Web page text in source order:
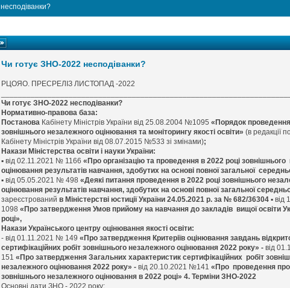
несподіванки?
Чи готує ЗНО-2022 несподіванки?
РЦОЯО. ПРЕСРЕЛІЗ ЛИСТОПАД -2022
Чи готує ЗНО-2022 несподіванки?
Нормативно-правова база:
Постанова Кабінету Міністрів України від 25.08.2004 №1095 «Порядок проведення
зовнішнього незалежного оцінювання та моніторингу якості освіти» (в редакції
Кабінету Міністрів України від 08.07.2015 №533 зі змінами);
Накази Міністерства освіти і науки України:
▪ від 02.11.2021 № 1166 «Про організацію та проведення в 2022 році
оцінювання результатів навчання, здобутих на основі повної загальної
▪ від 05.05.2021 № 498 «Деякі питання проведення в 2022 році зовнішнього
оцінювання результатів навчання, здобутих на основі повної загальної
зареєстрований в Міністерстві юстиції України 24.05.2021 р. за № 682/36304 ▪ від
1098 «Про затвердження Умов прийому на навчання до закладів вищої освіти
році»,
Накази Українського центру оцінювання якості освіти:
- від 01.11.2021 № 149 «Про затвердження Критеріїв оцінювання завдань
сертифікаційних робіт зовнішнього незалежного оцінювання 2022 року» - від
151 «Про затвердження Загальних характеристик сертифікаційних робіт
незалежного оцінювання 2022 року» - від 20.10.2021 №141 «Про проведення
зовнішнього незалежного оцінювання в 2022 році» 4. Терміни ЗНО-2022
Основні дати ЗНО - 2022 року: